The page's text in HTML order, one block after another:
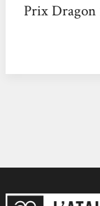
Prix Dragon